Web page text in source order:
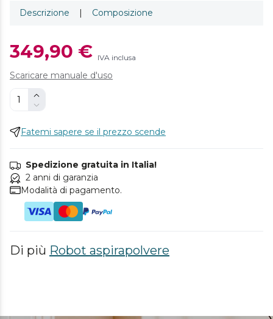
Descrizione | Composizione
349,90 € IVA inclusa
Scaricare manuale d'uso
Fatemi sapere se il prezzo scende
Spedizione gratuita in Italia!
2 anni di garanzia
Modalità di pagamento.
Di più Robot aspirapolvere